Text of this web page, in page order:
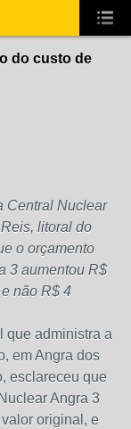
do custo de
Central Nuclear
litoral do
o orçamento
3 aumentou R$
não R$ 4
que administra a
em Angra dos
esclareceu que
Angra 3
original, e